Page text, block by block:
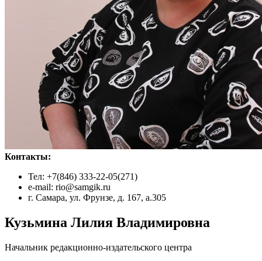
Контакты:
Тел: +7(846) 333-22-05(271)
e-mail: rio@samgik.ru
г. Самара, ул. Фрунзе, д. 167, а.305
Кузьмина Лилия Владимировна
Начальник редакционно-издательского центра